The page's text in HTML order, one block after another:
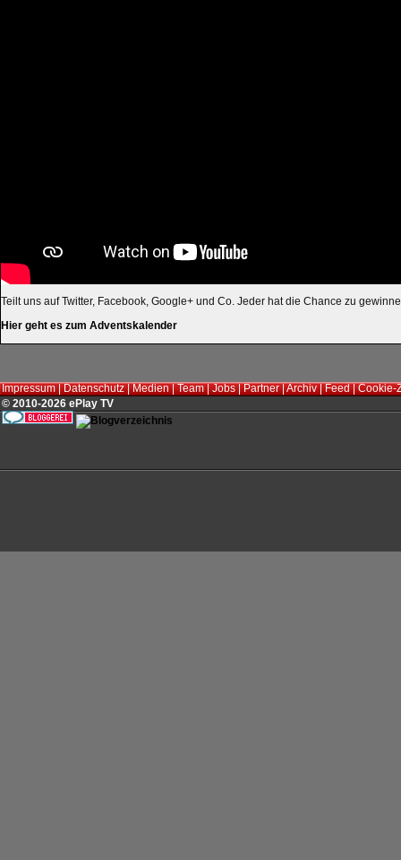
Teilt uns auf Twitter, Facebook, Google+ und Co. Jeder hat die Chance zu
Hier geht es zum Adventskalender
Impressum|Datenschutz|Medien|Team|Jobs|Partner|Archiv|Feed|Cookie-
© 2010-2026 ePlay TV